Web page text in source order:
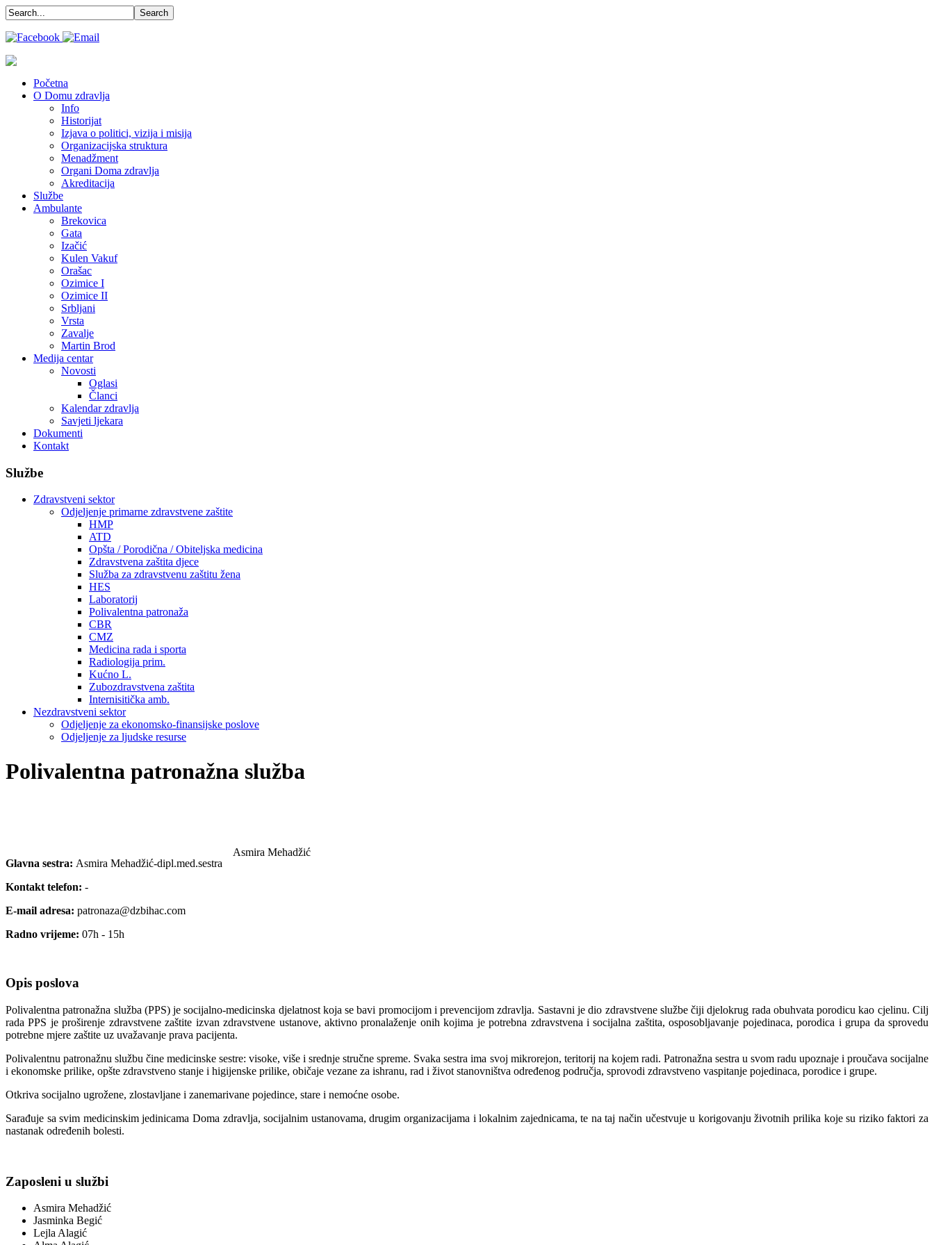
Početna
O Domu zdravlja
Info
Historijat
Izjava o politici, vizija i misija
Organizacijska struktura
Menadžment
Organi Doma zdravlja
Akreditacija
Službe
Ambulante
Brekovica
Gata
Izačić
Kulen Vakuf
Orašac
Ozimice I
Ozimice II
Srbljani
Vrsta
Zavalje
Martin Brod
Medija centar
Novosti
Oglasi
Članci
Kalendar zdravlja
Savjeti ljekara
Dokumenti
Kontakt
Službe
Zdravstveni sektor
Odjeljenje primarne zdravstvene zaštite
HMP
ATD
Opšta / Porodična / Obiteljska medicina
Zdravstvena zaštita djece
Služba za zdravstvenu zaštitu žena
HES
Laboratorij
Polivalentna patronaža
CBR
CMZ
Medicina rada i sporta
Radiologija prim.
Kućno L.
Zubozdravstvena zaštita
Internisitička amb.
Nezdravstveni sektor
Odjeljenje za ekonomsko-finansijske poslove
Odjeljenje za ljudske resurse
Polivalentna patronažna služba
Glavna sestra: Asmira Mehadžić-dipl.med.sestra
Kontakt telefon: -
E-mail adresa: patronaza@dzbihac.com
Radno vrijeme: 07h - 15h
Asmira Mehadžić
Opis poslova
Polivalentna patronažna služba (PPS) je socijalno-medicinska djelatnost koja se bavi promocijom i prevencijom zdravlja. Sastavni je dio zdravstvene službe čiji djelokrug rada obuhvata porodicu kao cjelinu. Cilj
rada PPS je proširenje zdravstvene zaštite izvan zdravstvene ustanove, aktivno pronalaženje onih kojima je potrebna zdravstvena i socijalna zaštita, osposobljavanje pojedinaca, porodica i grupa da sprovedu
potrebne mjere zaštite uz uvažavanje prava pacijenta.
Polivalentnu patronažnu službu čine medicinske sestre: visoke, više i srednje stručne spreme. Svaka sestra ima svoj mikrorejon, teritorij na kojem radi. Patronažna sestra u svom radu upoznaje i proučava socijalne
i ekonomske prilike, opšte zdravstveno stanje i higijenske prilike, običaje vezane za ishranu, rad i život stanovništva određenog područja, sprovodi zdravstveno vaspitanje pojedinaca, porodice i grupe.
Otkriva socijalno ugrožene, zlostavljane i zanemarivane pojedince, stare i nemoćne osobe.
Sarađuje sa svim medicinskim jedinicama Doma zdravlja, socijalnim ustanovama, drugim organizacijama i lokalnim zajednicama, te na taj način učestvuje u korigovanju životnih prilika koje su riziko faktori za
nastanak određenih bolesti.
Zaposleni u službi
Asmira Mehadžić
Jasminka Begić
Lejla Alagić